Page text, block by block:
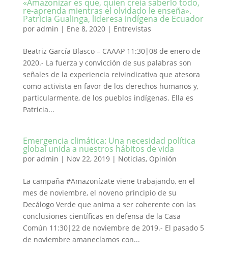
«Amazonizar es que, quien creía saberlo todo,
re-aprenda mientras el olvidado le enseña».
Patricia Gualinga, lideresa indígena de Ecuador
por admin | Ene 8, 2020| Entrevistas
Beatriz García Blasco – CAAAP 11:30|08 de enero de
2020.- La fuerza y convicción de sus palabras son
señales de la experiencia reivindicativa que atesora
como activista en favor de los derechos humanos y,
particularmente, de los pueblos indígenas. Ella es
Patricia...
Emergencia climática: Una necesidad política
global unida a nuestros hábitos de vida
por admin | Nov 22, 2019| Noticias, Opinión
La campaña #Amazonízate viene trabajando, en el
mes de noviembre, el noveno principio de su
Decálogo Verde que anima a ser coherente con las
conclusiones científicas en defensa de la Casa
Común 11:30|22 de noviembre de 2019.- El pasado 5
de noviembre amanecíamos con...